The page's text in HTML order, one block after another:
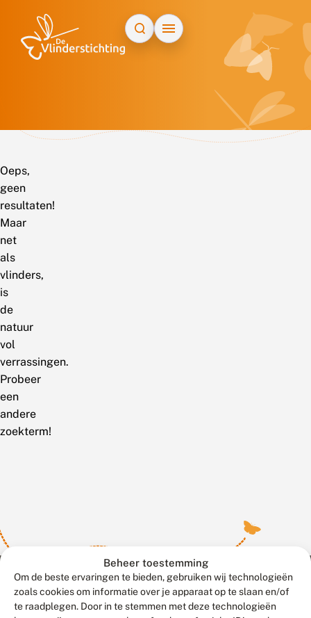
Beheer toestemming
Om de beste ervaringen te bieden, gebruiken wij technologieën
zoals cookies om informatie over je apparaat op te slaan en/of
te raadplegen. Door in te stemmen met deze technologieën
Oeps,
geen
resultaten!
Maar
net
als
vlinders,
is
de
natuur
vol
verrassingen.
Probeer
een
andere
zoekterm!
Meld waarnemingen© 2026 Vlinderstichting